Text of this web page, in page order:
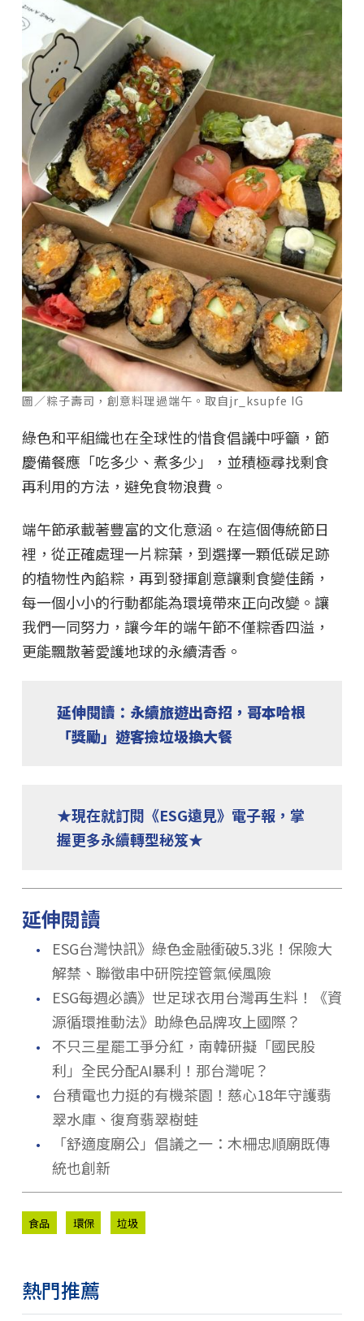
圖／粽子壽司，創意料理過端午。取自jr_ksupfe IG
綠色和平組織也在全球性的惜食倡議中呼籲，節
慶備餐應「吃多少、煮多少」，並積極尋找剩食
再利用的方法，避免食物浪費。
端午節承載著豐富的文化意涵。在這個傳統節日
裡，從正確處理一片粽葉，到選擇一顆低碳足跡
的植物性內餡粽，再到發揮創意讓剩食變佳餚，
每一個小小的行動都能為環境帶來正向改變。讓
我們一同努力，讓今年的端午節不僅粽香四溢，
更能飄散著愛護地球的永續清香。
延伸閱讀：永續旅遊出奇招，哥本哈根
「獎勵」遊客撿垃圾換大餐
★現在就訂閱《ESG遠見》電子報，掌
握更多永續轉型秘笈★
延伸閱讀
．
ESG台灣快訊》綠色金融衝破5.3兆！保險大
解禁、聯徵串中研院控管氣候風險
．
ESG每週必讀》世足球衣用台灣再生料！《資
源循環推動法》助綠色品牌攻上國際？
．
不只三星罷工爭分紅，南韓研擬「國民股
利」全民分配AI暴利！那台灣呢？
．
台積電也力挺的有機茶園！慈心18年守護翡
翠水庫、復育翡翠樹蛙
．
「舒適度廟公」倡議之一：木柵忠順廟既傳
統也創新
食品 環保 垃圾
熱門推薦